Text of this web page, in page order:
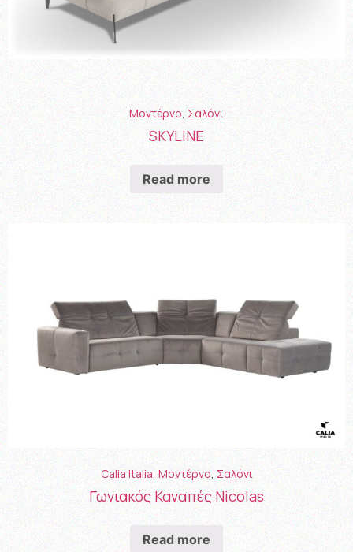
Μοντέρνο,Σαλόνι
SKYLINE
Read more
Calia Italia,Μοντέρνο, Σαλόνι
Γωνιακός Καναπές Nicolas
Read more